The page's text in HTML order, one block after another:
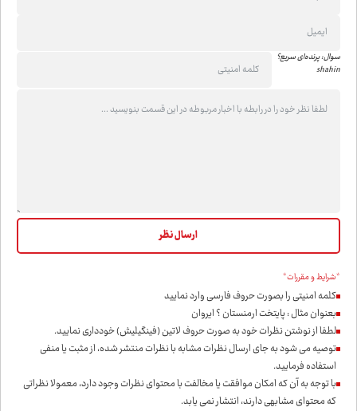
سوال: پرنده‌ای سریع؟
shahin
*شرایط و مقررات*
کلمه امنیتی را بصورت حروف فارسی وارد نمایید
بعنوان مثال : پایتخت ارمنستان ؟ ایروان
لطفا از نوشتن نظرات خود به صورت حروف لاتین (فینگیلیش) خودداری نمايید.
توصیه می شود به جای ارسال نظرات مشابه با نظرات منتشر شده، از مثبت یا منفی
استفاده فرمایید.
با توجه به آن که امکان موافقت یا مخالفت با محتوای نظرات وجود دارد، معمولا نظراتی
که محتوای مشابهی دارند، انتشار نمی یابد.